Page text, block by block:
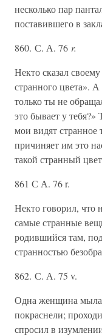
несколько пар
поставившего в
860. С. А. 76 r.
Некто сказал
странного цвета». А
только ты не
это бывает у тебя?»
мои видят странное
причиняет им это
такой странный
861 С А. 76 r.
Некто говорил, что
самые странные
родившийся там,
странностью
862. С. А. 75 v.
Одна женщина мыла
покраснели;
спросил в